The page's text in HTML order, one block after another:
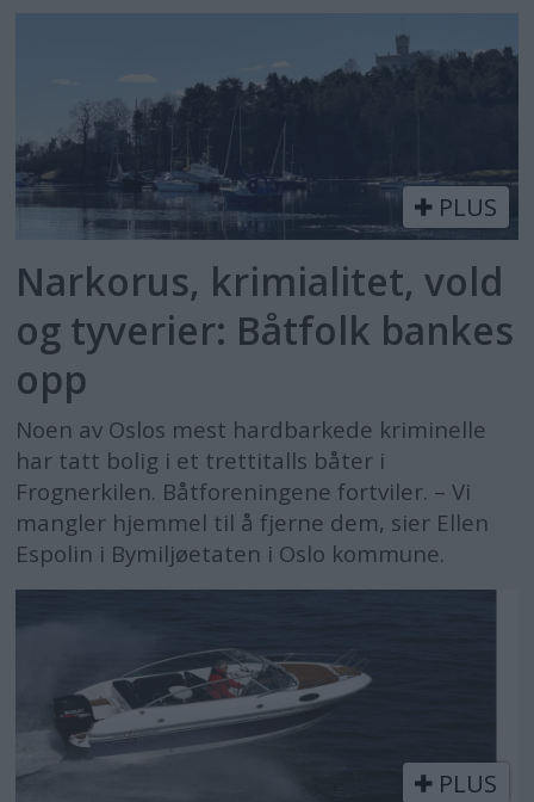
PLUS
Narkorus, krimialitet, vold
og tyverier: Båtfolk bankes
opp
Noen av Oslos mest hardbarkede kriminelle
har tatt bolig i et trettitalls båter i
Frognerkilen. Båtforeningene fortviler. – Vi
mangler hjemmel til å fjerne dem, sier Ellen
Espolin i Bymiljøetaten i Oslo kommune.
PLUS